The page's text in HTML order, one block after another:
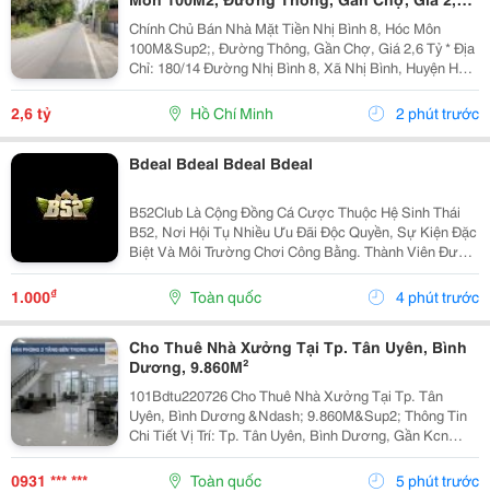
Tỷ
Chính Chủ Bán Nhà Mặt Tiền Nhị Bình 8, Hóc Môn
100M&Sup2;, Đường Thông, Gần Chợ, Giá 2,6 Tỷ * Địa
Chỉ: 180/14 Đường Nhị Bình 8, Xã Nhị Bình, Huyện Hóc
Môn, Tp.hcm Cũ. - Địa Chỉ Sau Sáp Nhập: Xã Đông
Thạnh, Tp.hcm. - Diện Tích: 4M X 25M, Tổng...
2,6 tỷ Hồ Chí Minh 2 phút trước
Bdeal Bdeal Bdeal Bdeal
B52Club Là Cộng Đồng Cá Cược Thuộc Hệ Sinh Thái
B52, Nơi Hội Tụ Nhiều Ưu Đãi Độc Quyền, Sự Kiện Đặc
Biệt Và Môi Trường Chơi Công Bằng. Thành Viên Được
Trải Nghiệm Dịch Vụ Chất Lượng Cao Và Cơ Hội Nhận
Thưởng Lớn.
1.000₫ Toàn quốc 4 phút trước
Cho Thuê Nhà Xưởng Tại Tp. Tân Uyên, Bình
Dương, 9.860M²
101Bdtu220726 Cho Thuê Nhà Xưởng Tại Tp. Tân
Uyên, Bình Dương &Ndash; 9.860M&Sup2; Thông Tin
Chi Tiết Vị Trí: Tp. Tân Uyên, Bình Dương, Gần Kcn
Nam Tân Uyên Mở Rộng. Tổng Diện Tích Khuôn Viên:
22.000M&Sup2; Diện Tích Sử Dụng Tổng Diện Tích
0931 *** *** Toàn quốc 5 phút trước